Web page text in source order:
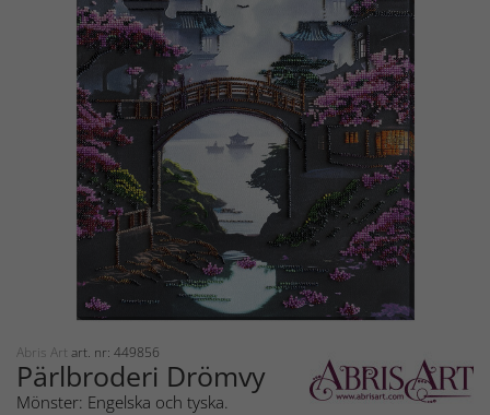
Abris Art art. nr: 449856
Pärlbroderi Drömvy
Mönster: Engelska och tyska.